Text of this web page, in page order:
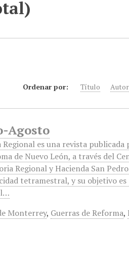
Ordenar por: Título Autor
Agosto
es una revista publicada
de Nuevo León, a través del
Regional y Hacienda San
tetramestral, y su objetivo
Monterrey, Guerras de Reforma,